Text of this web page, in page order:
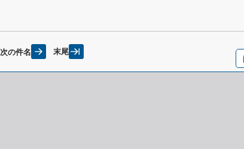
次の件名 末尾